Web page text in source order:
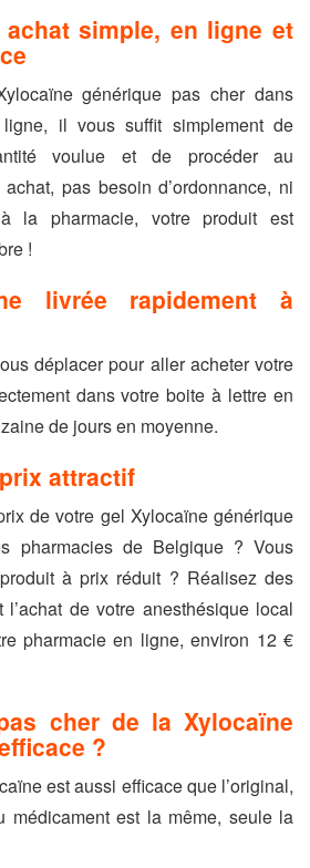
simple, en ligne et
générique pas cher dans
il vous suffit simplement de
voulue et de procéder au
pas besoin d’ordonnance, ni
la pharmacie, votre produit est
!
livrée rapidement à
déplacer pour aller acheter votre
dans votre boite à lettre en
de jours en moyenne.
attractif
de votre gel Xylocaïne générique
pharmacies de Belgique ? Vous
à prix réduit ? Réalisez des
de votre anesthésique local
pharmacie en ligne, environ 12 €
cher de la Xylocaïne
?
est aussi efficace que l’original,
médicament est la même, seule la